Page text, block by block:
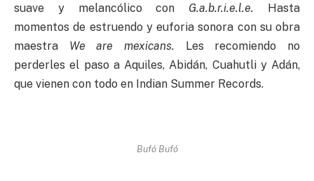
suave y melancólico con G.a.b.r.i.e.l.e. Hasta
momentos de estruendo y euforia sonora con su obra
maestra We are mexicans. Les recomiendo no
perderles el paso a Aquiles, Abidán, Cuahutli y Adán,
que vienen con todo en Indian Summer Records.
Bufó Bufó